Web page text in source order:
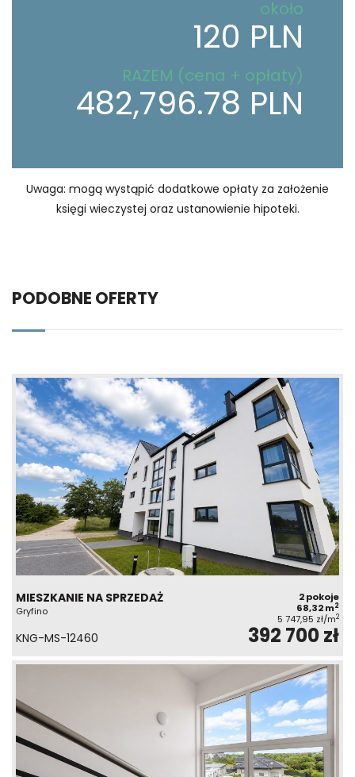
około
120 PLN
RAZEM (cena + opłaty)
482,796.78 PLN
Uwaga: mogą wystąpić dodatkowe opłaty za założenie
księgi wieczystej oraz ustanowienie hipoteki.
PODOBNE OFERTY
MIESZKANIE NA SPRZEDAŻ
Gryfino
2 pokoje
68,32 m2
5 747,95 zł/m2
KNG-MS-12460 392 700 zł